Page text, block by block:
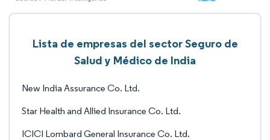
Lista de empresas del sector Seguro de
Salud y Médico de India
New India Assurance Co. Ltd.
Star Health and Allied Insurance Co. Ltd.
ICICI Lombard General Insurance Co. Ltd.